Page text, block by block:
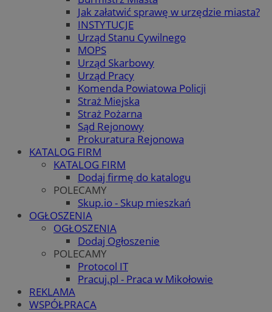
Jak załatwić sprawę w urzędzie miasta?
INSTYTUCJE
Urząd Stanu Cywilnego
MOPS
Urząd Skarbowy
Urząd Pracy
Komenda Powiatowa Policji
Straż Miejska
Straż Pożarna
Sąd Rejonowy
Prokuratura Rejonowa
KATALOG FIRM
KATALOG FIRM
Dodaj firmę do katalogu
POLECAMY
Skup.io - Skup mieszkań
OGŁOSZENIA
OGŁOSZENIA
Dodaj Ogłoszenie
POLECAMY
Protocol IT
Pracuj.pl - Praca w Mikołowie
REKLAMA
WSPÓŁPRACA